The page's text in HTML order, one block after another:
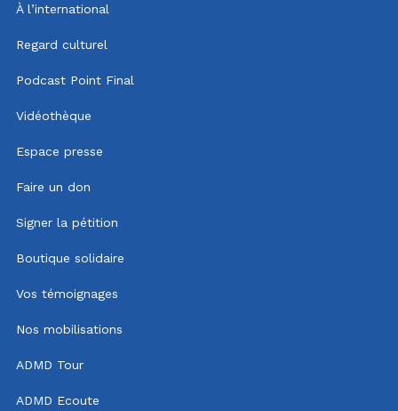
À l’international
Regard culturel
Podcast Point Final
Vidéothèque
Espace presse
Faire un don
Signer la pétition
Boutique solidaire
Vos témoignages
Nos mobilisations
ADMD Tour
ADMD Ecoute